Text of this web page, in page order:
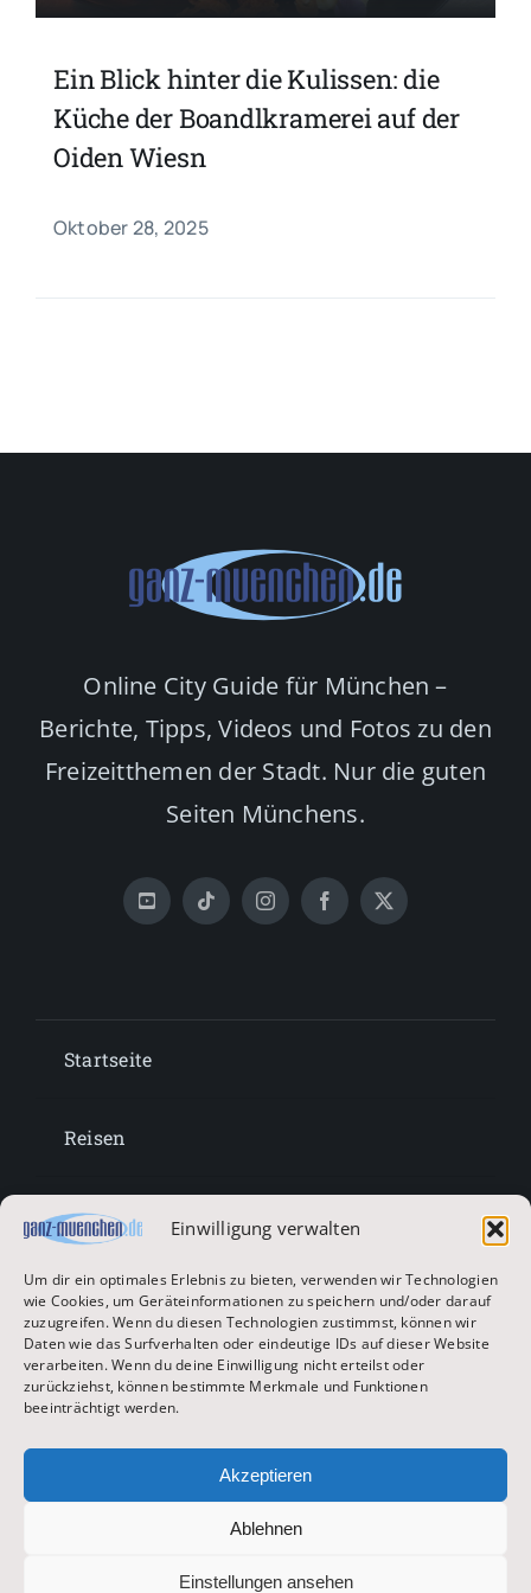
Einwilligung verwalten
Um dir ein optimales Erlebnis zu bieten, verwenden wir Technologien
wie Cookies, um Geräteinformationen zu speichern und/oder darauf
zuzugreifen. Wenn du diesen Technologien zustimmst, können wir
Daten wie das Surfverhalten oder eindeutige IDs auf dieser Website
verarbeiten. Wenn du deine Einwilligung nicht erteilst oder
zurückziehst, können bestimmte Merkmale und Funktionen
beeinträchtigt werden.
Akzeptieren
Ablehnen
Einstellungen ansehen
Ein Blick hinter die Kulissen: die
Küche der Boandlkramerei auf der
Oiden Wiesn
Oktober 28, 2025
Online City Guide für München –
Berichte, Tipps, Videos und Fotos zu den
Freizeitthemen der Stadt. Nur die guten
Seiten Münchens.
Startseite
Reisen
Lifestyle
Entertainment
Oktoberfest & Volksfeste
Zur Hauptseite